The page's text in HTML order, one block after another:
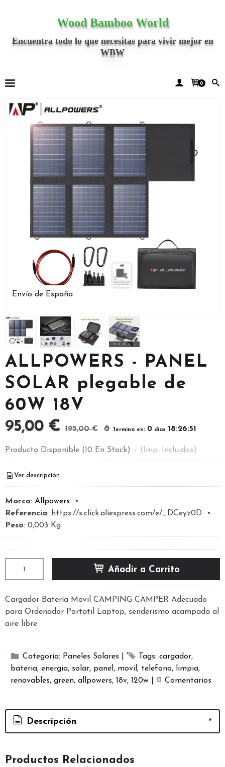
Wood Bamboo World
Encuentra todo lo que necesitas para vivir mejor en
WBW
0
Envío de España
ALLPOWERS - PANEL
SOLAR plegable de
60W 18V
95,00 € 195,00 € Termina en: 0 días 18:26:51
Producto Disponible (10 En Stock) - (Imp. Incluidos)
Ver descripción
Marca: Allpowers •
Referencia: https://s.click.aliexpress.com/e/_DCeyz0D •
Peso: 0,003 Kg
Añadir a Carrito
Cargador Batería Movil CAMPING CAMPER Adecuado
para Ordenador Portatil Laptop, senderismo acampada al
aire libre
Categoría: Paneles Solares Tags: cargador
bateria energia solar panel movil telefono
limpia
renovables green allpowers 18v 120w Comentarios
Descripción
Productos Relacionados